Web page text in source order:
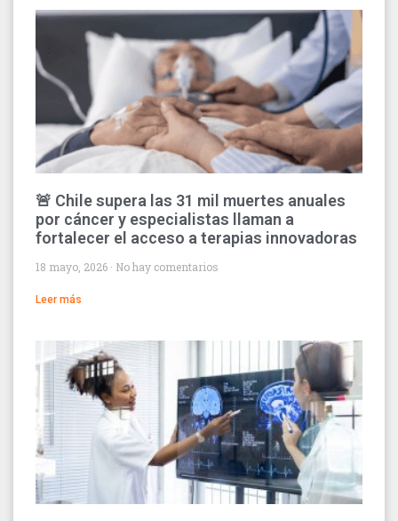
🚨 Chile supera las 31 mil muertes anuales
por cáncer y especialistas llaman a
fortalecer el acceso a terapias innovadoras
18 mayo, 2026 No hay comentarios
Leer más